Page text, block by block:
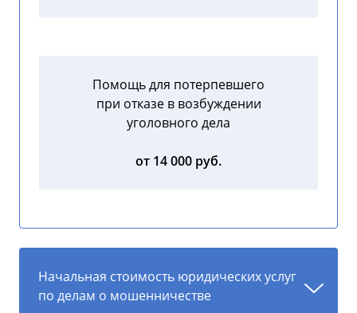
Помощь для потерпевшего
при отказе в возбуждении
уголовного дела
от 14 000 руб.
Начальная стоимость юридических услуг
по делам о мошенничестве